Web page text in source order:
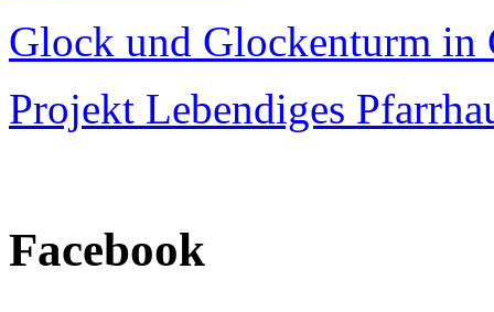
Glock und Glockenturm in
Projekt Lebendiges
Facebook